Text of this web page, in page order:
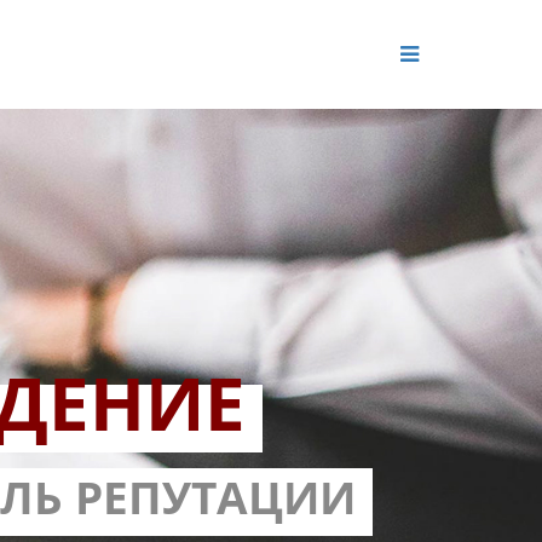
РЕПУТАЦИИ